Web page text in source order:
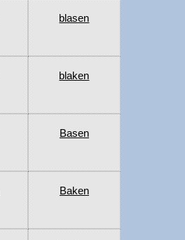
blasen
blaken
Basen
Baken